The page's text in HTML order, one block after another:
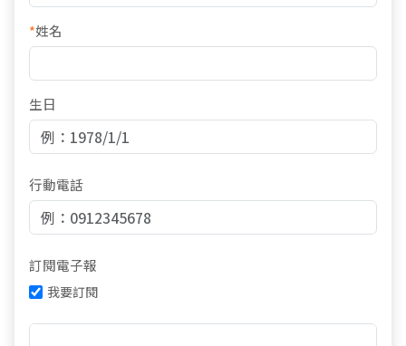
*姓名
生日
行動電話
訂閱電子報
我要訂閱